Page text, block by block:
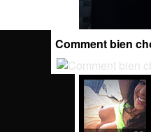
Comment bien